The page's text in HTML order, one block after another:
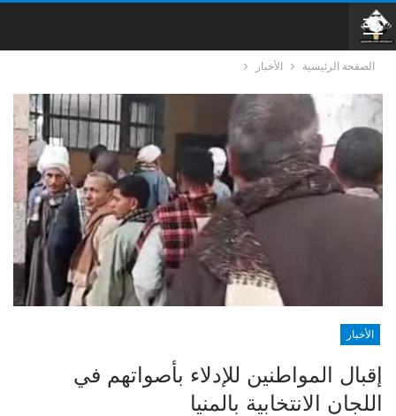
الصفحة الرئيسية الأخبار
الأخبار
إقبال المواطنين للإدلاء بأصواتهم في
اللجان الانتخابية بالمنيا